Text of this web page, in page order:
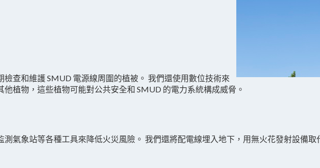
檢查和維護 SMUD 電源線周圍的植被。 我們還使用數位技術來
植物，這些植物可能對公共安全和 SMUD 的電力系統構成威脅。
測氣象站等各種工具來降低火災風險。 我們還將配電線埋入地下，用無火花發射設備